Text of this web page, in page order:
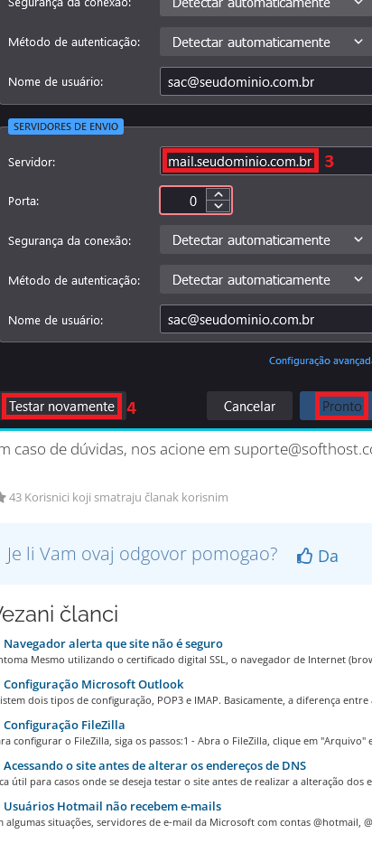
caso de dúvidas, nos acione em
43 Korisnici koji smatraju članak korisnim
Je li Vam ovaj odgovor pomogao? Da
članci
Navegador alerta que site não é seguro
Mesmo utilizando o certificado digital SSL, o navegador de Internet
Configuração Microsoft Outlook
dois tipos de configuração, POP3 e IMAP. Basicamente, a diferença entre
Configuração FileZilla
configurar o FileZilla, siga os passos:1 - Abra o FileZilla, clique em "Arquivo"
Acessando o site antes de alterar os endereços de DNS
útil para casos onde se deseja testar o site antes de realizar a alteração dos
Usuários Hotmail não recebem e-mails
algumas situações, servidores de e-mail da Microsoft com contas @hotmail,